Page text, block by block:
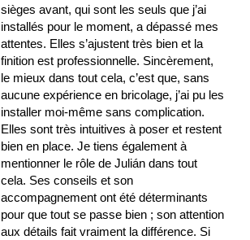
sièges avant, qui sont les seuls que j’ai
installés pour le moment, a dépassé mes
attentes. Elles s’ajustent très bien et la
finition est professionnelle. Sincèrement,
le mieux dans tout cela, c’est que, sans
aucune expérience en bricolage, j’ai pu les
installer moi-même sans complication.
Elles sont très intuitives à poser et restent
bien en place. Je tiens également à
mentionner le rôle de Julián dans tout
cela. Ses conseils et son
accompagnement ont été déterminants
pour que tout se passe bien ; son attention
aux détails fait vraiment la différence. Si